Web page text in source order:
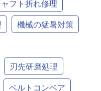
フト折れ修理
機械の猛暑対策
刃先研磨処理
ベルトコンベア